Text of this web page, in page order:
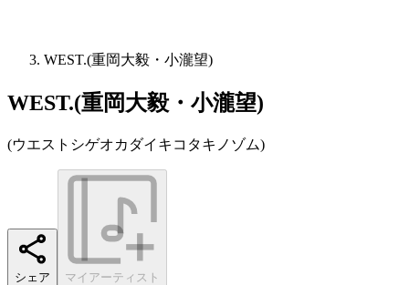
WEST.(重岡大毅・小瀧望)
WEST.(重岡大毅・小瀧望)
(ウエストシゲオカダイキコタキノゾム)
シェア マイアーティスト